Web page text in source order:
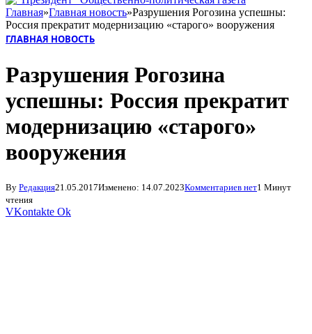
Главная»Главная новость»Разрушения Рогозина успешны:
Россия прекратит модернизацию «старого» вооружения
ГЛАВНАЯ НОВОСТЬ
Разрушения Рогозина
успешны: Россия прекратит
модернизацию «старого»
вооружения
By Редакция21.05.2017Изменено: 14.07.2023Комментариев нет1 Минут
чтения
VKontakte Ok